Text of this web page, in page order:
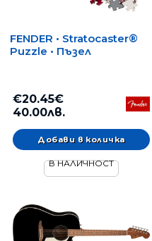
FENDER • Stratocaster®
Puzzle • Пъзел
€20.45€
40.00лв.
В НАЛИЧНОСТ